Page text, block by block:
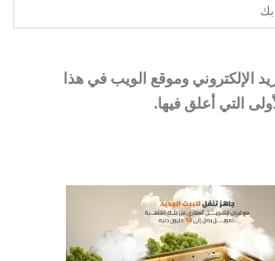
الإلكتروني وموقع الويب في هذا
التي أعلق فيها.